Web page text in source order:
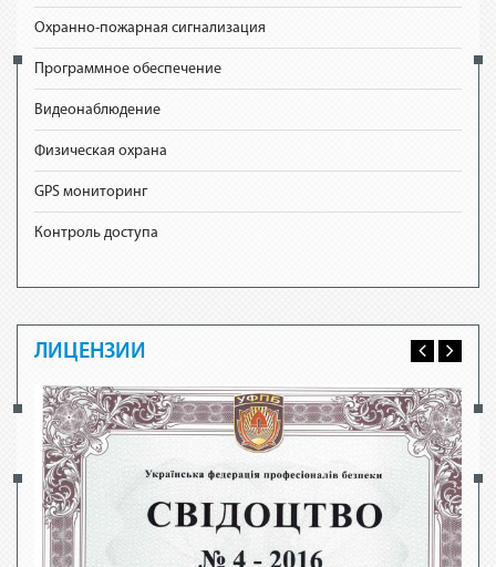
Охранно-пожарная сигнализация
Программное обеспечение
Видеонаблюдение
Физическая охрана
GPS мониторинг
Контроль доступа
ЛИЦЕНЗИИ